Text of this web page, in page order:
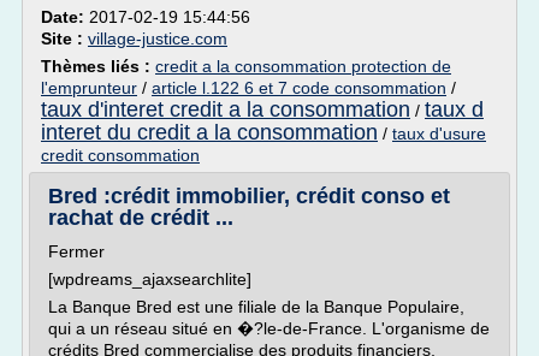
Date: 2017-02-19 15:44:56
Site : village-justice.com
Thèmes liés : credit a la consommation protection de
l'emprunteur / article l.122 6 et 7 code consommation /
taux d'interet credit a la consommation / taux d
interet du credit a la consommation / taux d'usure
credit consommation
Bred :crédit immobilier, crédit conso et
rachat de crédit ...
Fermer
[wpdreams_ajaxsearchlite]
La Banque Bred est une filiale de la Banque Populaire,
qui a un réseau situé en �?le-de-France. L'organisme de
crédits Bred commercialise des produits financiers,